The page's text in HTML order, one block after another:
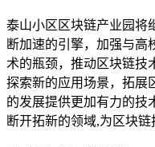
泰山小区区块链产业园将
断加速的引擎，加强与高
术的瓶颈，推动区块链技
探索新的应用场景，拓展
的发展提供更加有力的技
断开拓新的领域,为区块链